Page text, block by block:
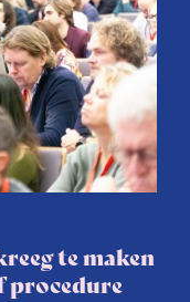
te maken
procedure